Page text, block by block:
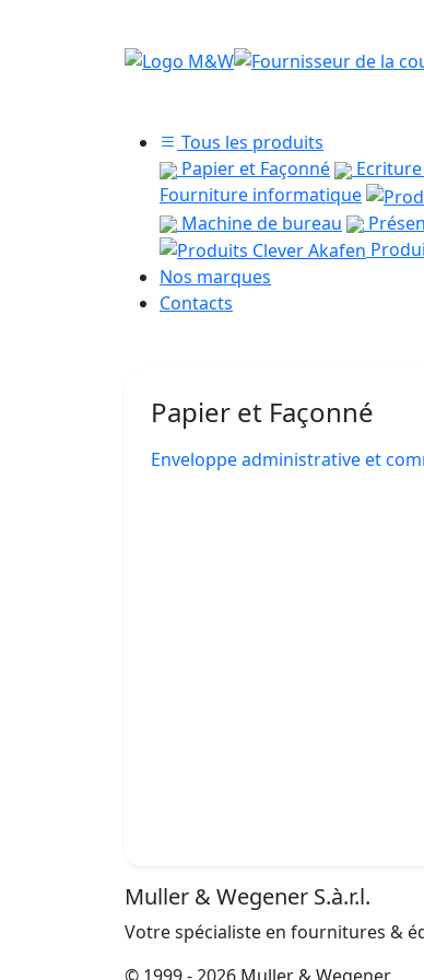
Tous les produits
Papier et Façonné
Fourniture informatique
Machine de bureau
Nos marques
Contacts
Papier et Façonné
Enveloppe administrative et
Muller & Wegener S.à.r.l.
Votre spécialiste en fournitures &